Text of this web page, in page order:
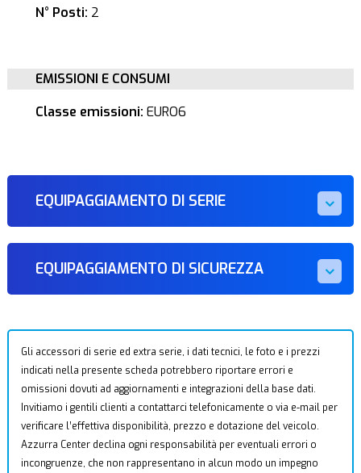
N° Posti: 2
EMISSIONI E CONSUMI
Classe emissioni: EURO6
EQUIPAGGIAMENTO DI SERIE
EQUIPAGGIAMENTO DI SICUREZZA
Gli accessori di serie ed extra serie, i dati tecnici, le foto e i prezzi
indicati nella presente scheda potrebbero riportare errori e
omissioni dovuti ad aggiornamenti e integrazioni della base dati.
Invitiamo i gentili clienti a contattarci telefonicamente o via e-mail per
verificare l’effettiva disponibilità, prezzo e dotazione del veicolo.
Azzurra Center declina ogni responsabilità per eventuali errori o
incongruenze, che non rappresentano in alcun modo un impegno